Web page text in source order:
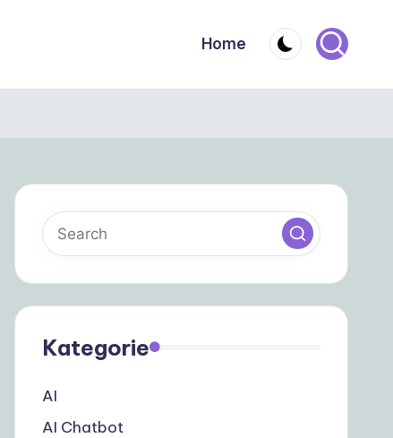
Home
Kategorie
AI
AI Chatbot